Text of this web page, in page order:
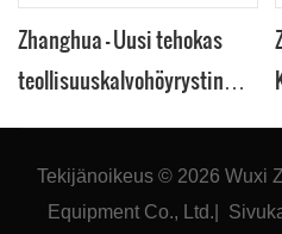
Zhanghua - Uusi tehokas
teollisuuskalvohöyrystin
lääke- ja
maatalouskemianteollisuud
Tekijänoikeus © 2026 Wuxi
Equipment Co., Ltd.